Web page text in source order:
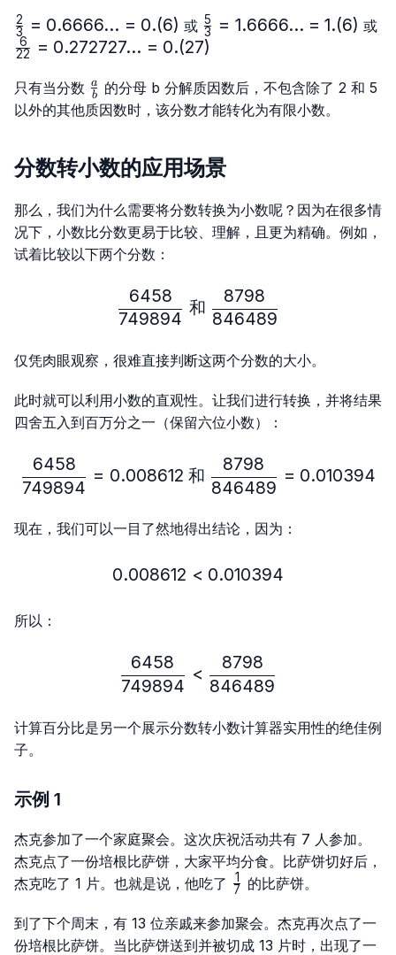
\frac{2}
{3}=0.6666...
= 0.(6)
3
2 = 0.6666... = 0.(6) 或 \frac{5}
{3}=
= 1.(6)
3
5 = 1.6666... = 1.(6) 或
\frac{6}
= 0.(27)
22
6 = 0.272727... = 0.(27)
只有当分数 \frac{a}
{b}
b
a
的分母 b 分解质因数后，不包含除了 2 和 5
以外的其他质因数时，该分数才能转化为有限小数。
分数转小数的应用场景
那么，我们为什么需要将分数转换为小数呢？因为在很多情
况下，小数比分数更易于比较、理解，且更为精确。例如，
试着比较以下两个分数：
\frac{6458}{749894} \
749894
6458
和
846489
8798
仅凭肉眼观察，很难直接判断这两个分数的大小。
此时就可以利用小数的直观性。让我们进行转换，并将结果
四舍五入到百万分之一（保留六位小数）：
749894
6458
= 0.008612 和
846489
8798
= 0.010394
现在，我们可以一目了然地得出结论，因为：
0.008612 < 0.010394
0.008612 < 0.010394
所以：
\frac{6458}{749894} <
749894
6458
<
846489
8798
计算百分比是另一个展示分数转小数计算器实用性的绝佳例
子。
示例 1
杰克参加了一个家庭聚会。这次庆祝活动共有 7 人参加。
杰克点了一份培根比萨饼，大家平均分食。比萨饼切好后，
杰克吃了 1 片。也就是说，他吃了 \frac{1}
7
1 的比萨饼。
到了下个周末，有 13 位亲戚来参加聚会。杰克再次点了一
份培根比萨饼。当比萨饼送到并被切成 13 片时，出现了一